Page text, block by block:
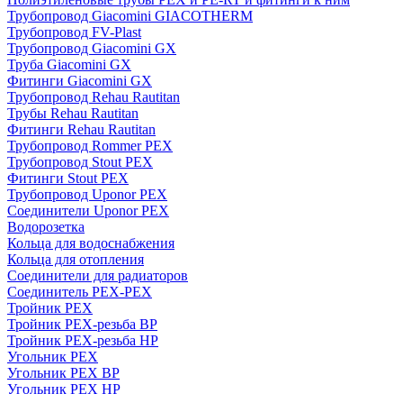
Трубопровод Giacomini GIACOTHERM
Трубопровод FV-Plast
Трубопровод Giacomini GX
Труба Giacomini GX
Фитинги Giacomini GX
Трубопровод Rehau Rautitan
Трубы Rehau Rautitan
Фитинги Rehau Rautitan
Трубопровод Rommer PEX
Трубопровод Stout PEX
Фитинги Stout PEX
Трубопровод Uponor PEX
Соединители Uponor PEX
Водорозетка
Кольца для водоснабжения
Кольца для отопления
Соединители для радиаторов
Соединитель PEX-PEX
Тройник PEX
Тройник PEX-резьба ВР
Тройник PEX-резьба НР
Угольник PEX
Угольник PEX ВР
Угольник PEX НР